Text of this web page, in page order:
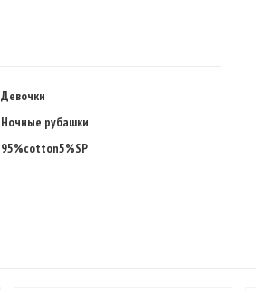
Девочки
Ночные рубашки
95%cotton5%SP